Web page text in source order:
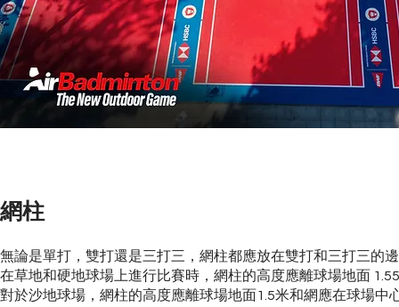
網柱
無論是單打，雙打還是三打三，網柱都應放在雙打和三打三的
在草地和硬地球場上進行比賽時，網柱的高度應離球場地面
對於沙地球場，網柱的高度應離球場地面1.5米和網應在球場中